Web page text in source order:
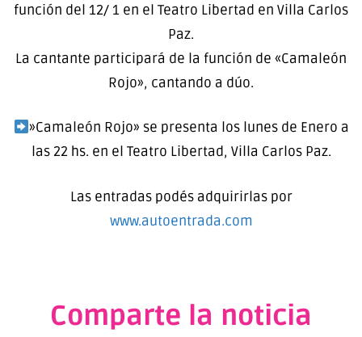
función del 12/ 1 en el Teatro Libertad en Villa Carlos
Paz.
La cantante participará de la función de «Camaleón
Rojo», cantando a dúo.
»Camaleón Rojo» se presenta los lunes de Enero a
las 22 hs. en el Teatro Libertad, Villa Carlos Paz.
Las entradas podés adquirirlas por
www.autoentrada.com
Comparte la noticia